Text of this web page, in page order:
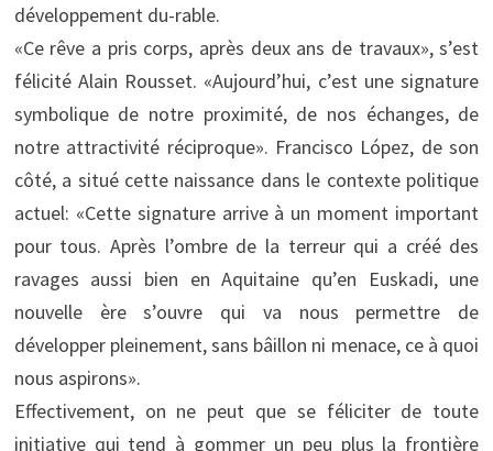
développement du-rable.
«Ce rêve a pris corps, après deux ans de travaux», s’est
félicité Alain Rousset. «Aujourd’hui, c’est une signature
symbolique de notre proximité, de nos échanges, de
notre attractivité réciproque». Francisco López, de son
côté, a situé cette naissance dans le contexte politique
actuel: «Cette signature arrive à un moment important
pour tous. Après l’ombre de la terreur qui a créé des
ravages aussi bien en Aquitaine qu’en Euskadi, une
nouvelle ère s’ouvre qui va nous permettre de
développer pleinement, sans bâillon ni menace, ce à quoi
nous aspirons».
Effectivement, on ne peut que se féliciter de toute
initiative qui tend à gommer un peu plus la frontière